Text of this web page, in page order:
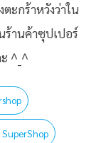
ะกร้าหวังว่าใน
ร้านค้าซุปเปอร์
^_^